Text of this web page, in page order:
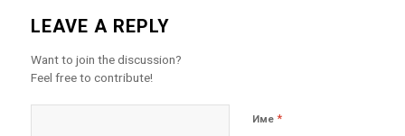
LEAVE A REPLY
Want to join the discussion?
Feel free to contribute!
Име *